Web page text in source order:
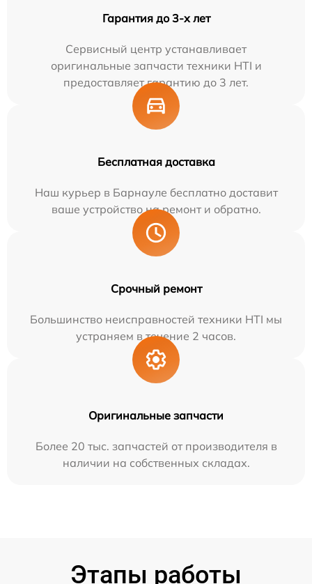
Гарантия до 3-х лет
Сервисный центр устанавливает
оригинальные запчасти техники HTI и
предоставляет гарантию до 3 лет.
Бесплатная доставка
Наш курьер в Барнауле бесплатно доставит
ваше устройство на ремонт и обратно.
Срочный ремонт
Большинство неисправностей техники HTI мы
устраняем в течение 2 часов.
Оригинальные запчасти
Более 20 тыс. запчастей от производителя в
наличии на собственных складах.
Этапы работы